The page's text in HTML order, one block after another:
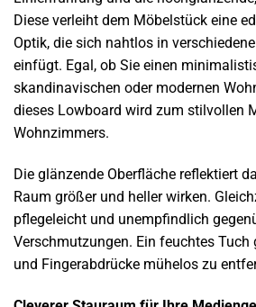
Diese verleiht dem Möbelstück eine
Optik, die sich nahtlos in
einfügt. Egal, ob Sie einen
skandinavischen oder modernen
dieses Lowboard wird zum stilvollen
Wohnzimmers.
Die glänzende Oberfläche reflektiert
Raum größer und heller wirken.
pflegeleicht und unempfindlich
Verschmutzungen. Ein feuchtes Tuch
und Fingerabdrücke mühelos zu